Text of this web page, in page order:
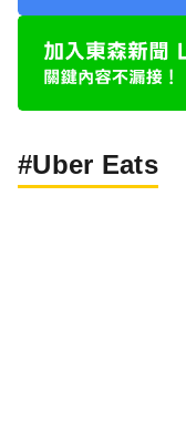
#Uber Eats